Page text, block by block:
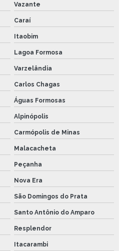
Vazante
Caraí
Itaobim
Lagoa Formosa
Varzelândia
Carlos Chagas
Águas Formosas
Alpinópolis
Carmópolis de Minas
Malacacheta
Peçanha
Nova Era
São Domingos do Prata
Santo Antônio do Amparo
Resplendor
Itacarambi